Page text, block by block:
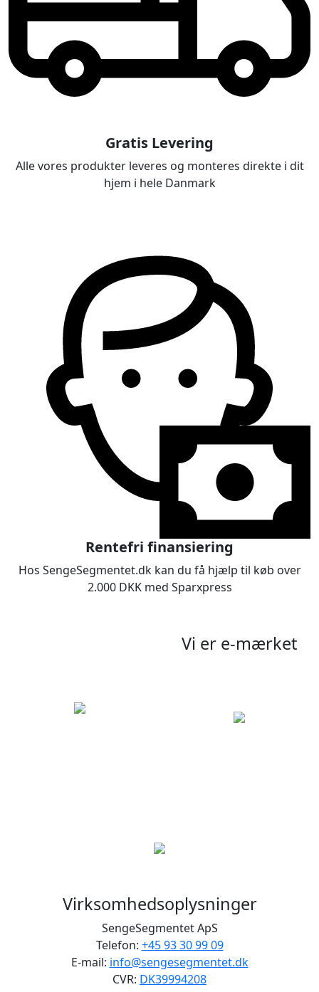
Gratis Levering
Alle vores produkter leveres og monteres direkte i dit
hjem i hele Danmark
Rentefri finansiering
Hos SengeSegmentet.dk kan du få hjælp til køb over
2.000 DKK med Sparxpress
Vi er e-mærket
Virksomhedsoplysninger
SengeSegmentet ApS
Telefon: +45 93 30 99 09
E-mail: info@sengesegmentet.dk
CVR: DK39994208